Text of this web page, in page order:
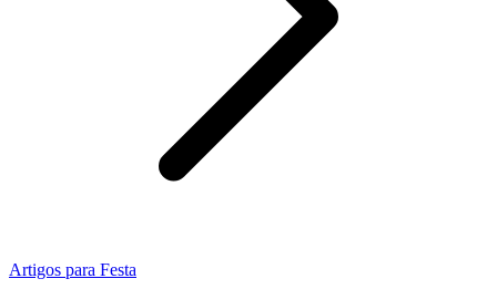
Artigos para Festa